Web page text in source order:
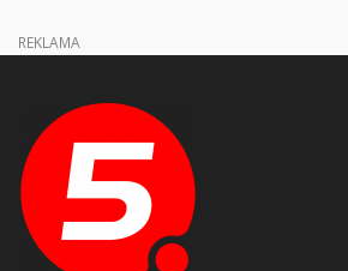
REKLAMA